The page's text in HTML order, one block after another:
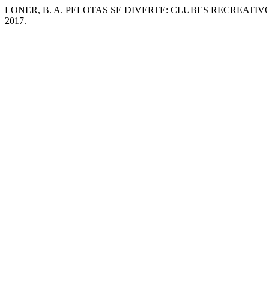
LONER, B. A. PELOTAS SE DIVERTE: CLUBES
2017.